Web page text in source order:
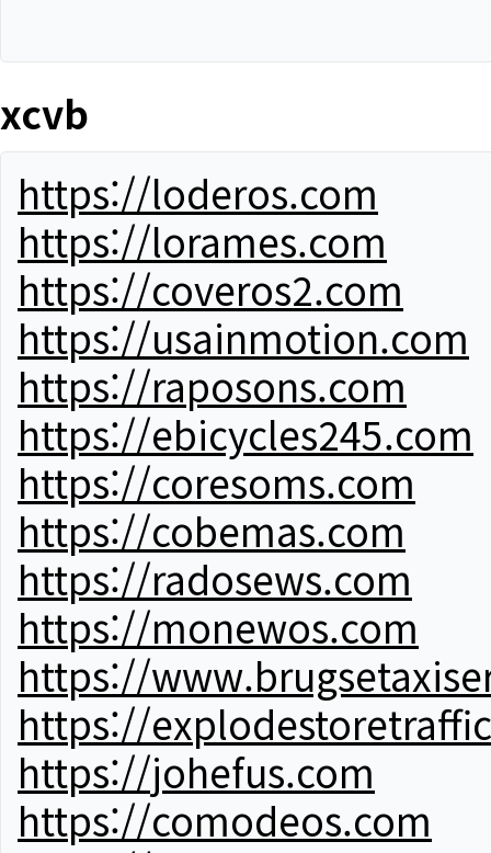
xcvb
https://loderos.com
https://lorames.com
https://coveros2.com
https://usainmotion.com
https://raposons.com
https://ebicycles245.com
https://coresoms.com
https://cobemas.com
https://radosews.com
https://monewos.com
https://
https://
https://johefus.com
https://comodeos.com